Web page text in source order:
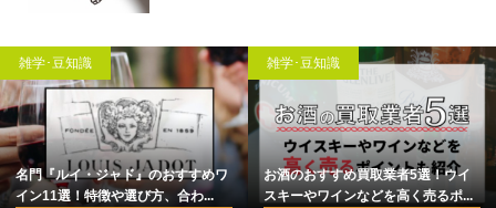
雑学･豆知識
名門『ルイ・ジャド』のおすすめワ
イン11選！特徴や選び方、合わ...
雑学･豆知識
お酒のおすすめ買取業者5選！ウイ
スキーやワインなどを高く売るポ...